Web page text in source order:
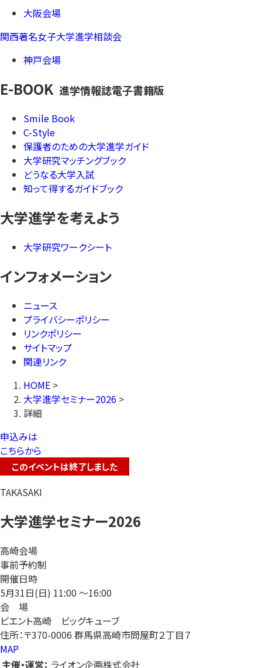
大阪会場
関西著名女子大学進学相談会
神戸会場
E-BOOK 進学情報誌電子書籍版
Smile Book
C-Style
保護者のための大学進学ガイド
大学研究マッチングブック
どうなる大学入試
知って得するガイドブック
大学進学を考えよう
大学研究ワークシート
インフォメーション
ニュース
プライバシーポリシー
リンクポリシー
サイトマップ
関連リンク
HOME >
大学進学セミナー2026 >
詳細
申込みは
こちらから
このイベントは終了しました
TAKASAKI
大学進学セミナー2026
高崎会場
事前予約制
開催日時
5月31日(日) 11:00 〜16:00
会 場
ビエント高崎 ビッグキューブ
住所：〒370-0006 群馬県高崎市問屋町２丁目７
MAP
主催・運営： ライオン企画株式会社